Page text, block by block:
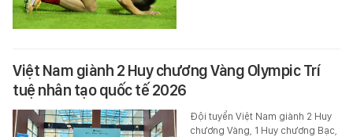
Việt Nam giành 2 Huy chương Vàng Olympic Trí
tuệ nhân tạo quốc tế 2026
Đội tuyển Việt Nam giành 2 Huy
chương Vàng, 1 Huy chương Bạc,